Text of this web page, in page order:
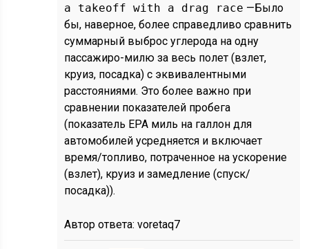
a takeoff with a drag race —Было
бы, наверное, более справедливо сравнить
суммарный выброс углерода на одну
пассажиро-милю за весь полет (взлет,
круиз, посадка) с эквивалентными
расстояниями. Это более важно при
сравнении показателей пробега
(показатель EPA миль на галлон для
автомобилей усредняется и включает
время/топливо, потраченное на ускорение
(взлет), круиз и замедление (спуск/
посадка)).
Автор ответа:voretaq7